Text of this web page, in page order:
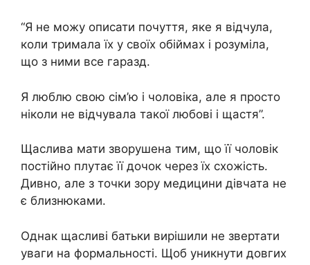
“Я не можу описати почуття, яке я відчула,
коли тримала їх у своїх обіймах і розуміла,
що з ними все гаразд.
Я люблю свою сім’ю і чоловіка, але я просто
ніколи не відчувала такої любові і щастя”.
Щаслива мати зворушена тим, що її чоловік
постійно плутає її дочок через їх схожість.
Дивно, але з точки зору медицини дівчата не
є близнюками.
Однак щасливі батьки вирішили не звертати
уваги на формальності. Щоб уникнути довгих